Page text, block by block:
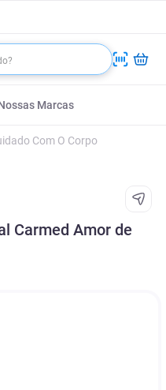
Marcas
Com O Corpo
Carmed Amor de